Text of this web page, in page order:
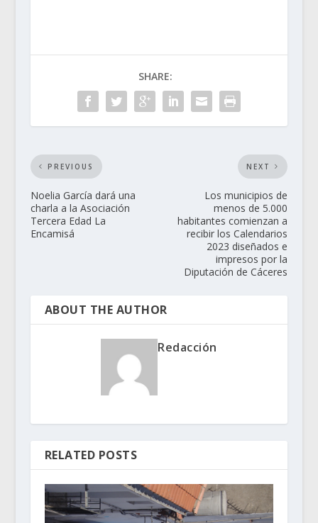
SHARE:
PREVIOUS
Noelia García dará una
charla a la Asociación
Tercera Edad La
Encamisá
NEXT
Los municipios de
menos de 5.000
habitantes comienzan a
recibir los Calendarios
2023 diseñados e
impresos por la
Diputación de Cáceres
ABOUT THE AUTHOR
Redacción
RELATED POSTS